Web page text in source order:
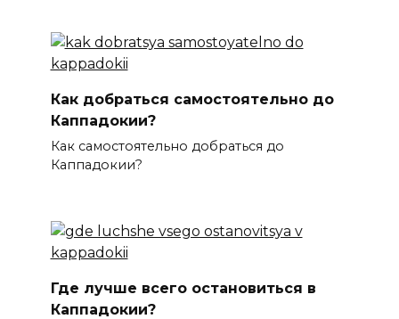
Как добраться самостоятельно до
Каппадокии?
Как самостоятельно добраться до
Каппадокии?
Где лучше всего остановиться в
Каппадокии?